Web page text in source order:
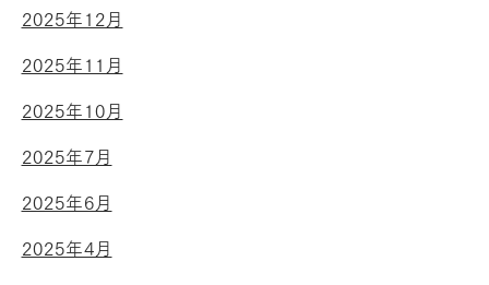
2025年12月
2025年11月
2025年10月
2025年7月
2025年6月
2025年4月